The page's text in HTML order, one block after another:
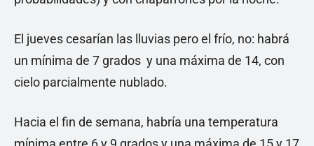
El jueves cesarían las lluvias pero el frío, no: habrá
un mínima de 7 grados y una máxima de 14, con
cielo parcialmente nublado.
Hacia el fin de semana, habría una temperatura